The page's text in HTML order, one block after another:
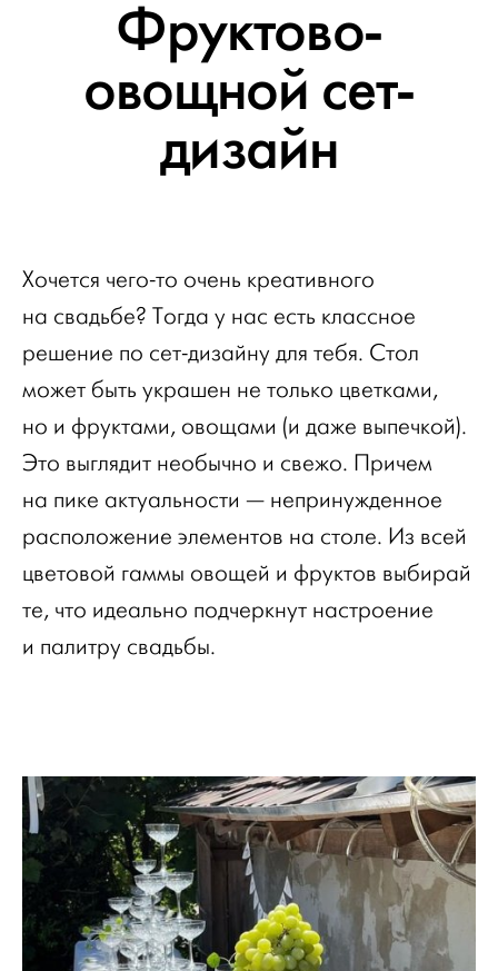
Фруктово-
овощной сет-
дизайн
Хочется чего-то очень креативного
на свадьбе? Тогда у нас есть классное
решение по сет-дизайну для тебя. Стол
может быть украшен не только цветками,
но и фруктами, овощами (и даже выпечкой).
Это выглядит необычно и свежо. Причем
на пике актуальности — непринужденное
расположение элементов на столе. Из всей
цветовой гаммы овощей и фруктов выбирай
те, что идеально подчеркнут настроение
и палитру свадьбы.